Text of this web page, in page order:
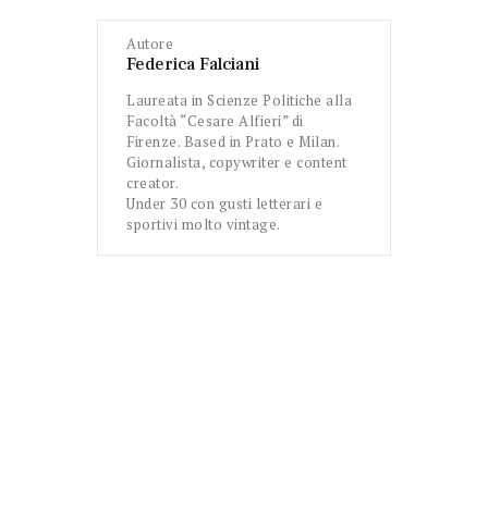
Autore
Federica Falciani
Laureata in Scienze Politiche alla
Facoltà “Cesare Alfieri” di
Firenze. Based in Prato e Milan.
Giornalista, copywriter e content
creator.
Under 30 con gusti letterari e
sportivi molto vintage.